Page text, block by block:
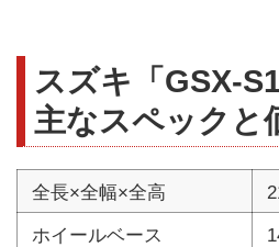
スズキ「GSX-
主なスペックと
全長×全幅×全高
ホイールベース